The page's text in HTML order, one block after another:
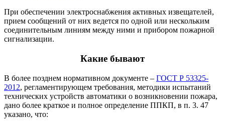
При обеспечении электроснабжения активных извещателей,
прием сообщений от них ведется по одной или нескольким
соединительным линиям между ними и прибором пожарной
сигнализации.
Какие бывают
В более позднем нормативном документе – ГОСТ Р 53325-
2012, регламентирующем требования, методики испытаний
технических устройств автоматики о возникновении пожара,
дано более краткое и полное определение ППКП, в п. 3. 47
указано, что: